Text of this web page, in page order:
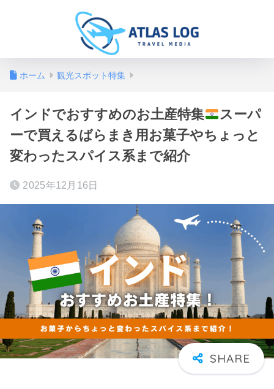
ホーム 観光スポット特集
インドでおすすめのお土産特集
スーパ
ーで買えるばらまき用お菓子やちょっと
変わったスパイス系まで紹介
2025年12月16日